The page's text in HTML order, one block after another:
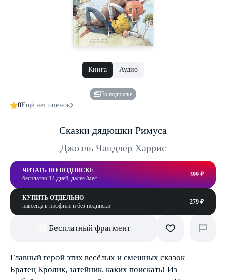
Книга Аудио
По подписке
0Ещё нет оценок
Сказки дядюшки Римуса
Джоэль Чандлер Харрис
ЧИТАТЬ ПО ПОДПИСКЕ
бесплатно 14 дней, далее /мес
399 ₽
КУПИТЬ ОТДЕЛЬНО
навсегда в профиле и без подписки
279 ₽
Бесплатный фрагмент
Главный герой этих весёлых и смешных сказок –
Братец Кролик, затейник, каких поискать! Из